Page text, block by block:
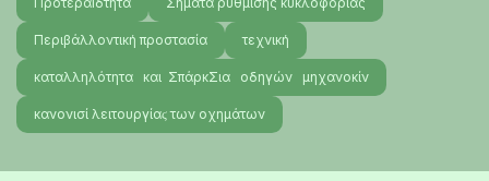
Περιβάλλοντική προστασία τεχνική
καταλληλότητα και ΣπάρκΣια οδηγών μηχανοκίν
κανονισί λειτουργίαϛ των οχημάτων